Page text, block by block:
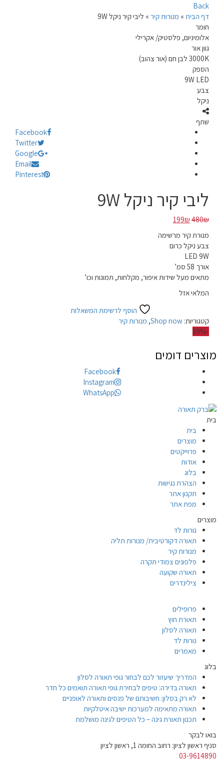
Back
דף הבית » מנורות קיר » ליבי קיר ניקל 9W
חומר
אלומיניום, פלסטיק/ אקרילי
גוון אור
3000K לבן חם (אור צהוב)
הספק
9W LED
צבע
ניקל
שתף
Facebook
Twitter
Google
Email
Pinterest
ליבי קיר ניקל 9W
480₪
המחיר
היה:
480₪.
199₪
הוא:
199₪.
מנורת קיר מרשימה
צבע ניקל כרום
LED 9W
אורך 58 סמ’
מתאים מעל שידות איפור, מקלחות, תמונות וכו’
המלאי אזל
הוסף לרשימת המשאלות
קטגוריות: Shop now
, מנורות קיר
-59%
מוצרים דומים
Facebook
Instagram
WhatsApp
בית
בית
מוצרים
פרוייקטים
אודות
בלוג
הצהרת נגישות
תקנון אתר
מפת אתר
מוצרים
נורות לד
תאורה דקורטיבית/ מנורות תליה
מנורות קיר
פלפונים צמודי תקרה
תאורה שקועה
צילינדרים
פרופילים
תאורת חוץ
תאורה לסלון
נורות לד
מאמרים
בלוג
המדריך שיעזור לכם לבחור גופי תאורה לסלון
תאורה בדירה: טיפים לבחירת גופי תאורה תואמים כל חדר
לא רק בסלון: חשיבותם של פנסים ותאורה לאופניים
תאורה מתאימה למערכות ישיבה איטלקיות
תכנון תאורת גינה – כל הטיפים לגינה מושלמת
בואו לבקר
סניף ראשון לציון: רחוב החומה 1, ראשון לציון
03-9614890